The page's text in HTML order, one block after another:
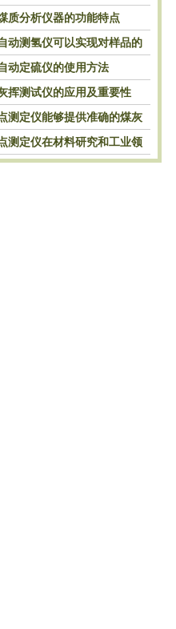
质分析仪器的功能特点
动测氢仪可以实现对样品的
理和检测
动定硫仪的使用方法
挥测试仪的应用及重要性
测定仪能够提供准确的煤灰
参数
测定仪在材料研究和工业领
挥重要作用